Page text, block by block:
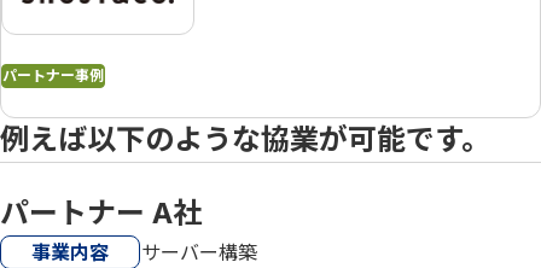
パートナー事例
例えば以下のような協業が可能です。
パートナー A社
事業内容
サーバー構築